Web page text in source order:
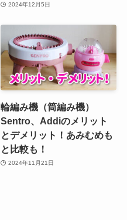
2024年12月5日
輪編み機（筒編み機）
Sentro、Addiのメリット
とデメリット！あみむめも
と比較も！
2024年11月21日